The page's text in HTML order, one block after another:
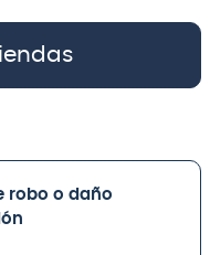
robo o daño